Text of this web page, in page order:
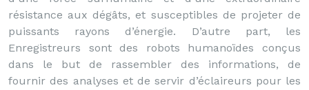
résistance aux dégâts, et susceptibles de projeter de
puissants rayons d’énergie. D’autre part, les
Enregistreurs sont des robots humanoïdes conçus
dans le but de rassembler des informations, de
fournir des analyses et de servir d’éclaireurs pour les